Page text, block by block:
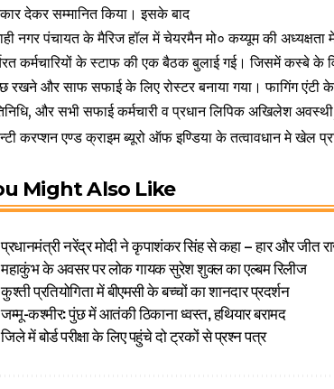
देकर सम्मानित किया। इसके बाद
नगर पंचायत के मैरिज हॉल में चेयरमैन मो० कय्यूम की
कर्मचारियों के स्टाफ की एक बैठक बुलाई गई। जिसमें कस्बे के
रखने और साफ सफाई के लिए रोस्टर बनाया गया। फागिंग
और सभी सफाई कर्मचारी व प्रधान लिपिक अखिलेश
Might Also Like
प्रधानमंत्री नरेंद्र मोदी ने कृपाशंकर सिंह से कहा – हार और जीत
महाकुंभ के अवसर पर लोक गायक सुरेश शुक्ल का एल्बम रिलीज
कुश्ती प्रतियोगिता में बीएमसी के बच्चों का शानदार प्रदर्शन
जम्मू-कश्मीर: पुंछ में आतंकी ठिकाना ध्वस्त, हथियार बरामद
जिले में बोर्ड परीक्षा के लिए पहुंचे दो ट्रकों से प्रश्न पत्र